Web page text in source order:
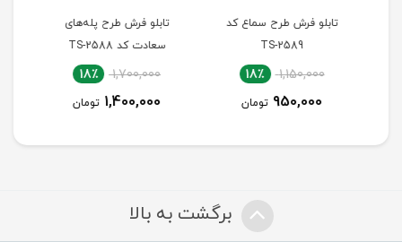
تابلو فرش طرح سماع کد
TS-2589
1,150,000 18٪
950,000 تومان
تابلو فرش طرح پله‌های
سعادت کد TS-2588
1,700,000 18٪
1,400,000 تومان
برگشت به بالا